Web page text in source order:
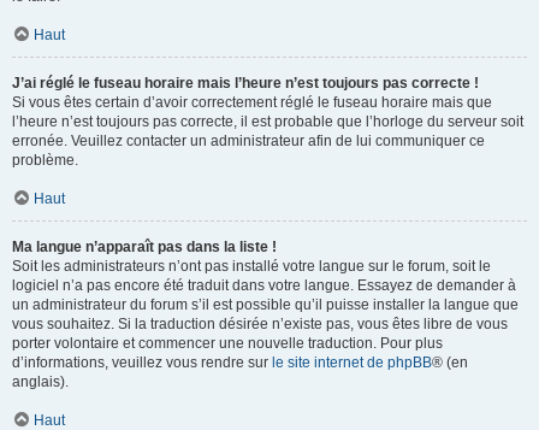
Haut
J’ai réglé le fuseau horaire mais l’heure n’est toujours pas correcte !
Si vous êtes certain d’avoir correctement réglé le fuseau horaire mais que
l’heure n’est toujours pas correcte, il est probable que l’horloge du serveur soit
erronée. Veuillez contacter un administrateur afin de lui communiquer ce
problème.
Haut
Ma langue n’apparaît pas dans la liste !
Soit les administrateurs n’ont pas installé votre langue sur le forum, soit le
logiciel n’a pas encore été traduit dans votre langue. Essayez de demander à
un administrateur du forum s’il est possible qu’il puisse installer la langue que
vous souhaitez. Si la traduction désirée n’existe pas, vous êtes libre de vous
porter volontaire et commencer une nouvelle traduction. Pour plus
d’informations, veuillez vous rendre sur le site internet de phpBB® (en
anglais).
Haut